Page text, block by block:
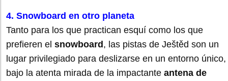
4. Snowboard en otro planeta
Tanto para los que practican esquí como los que
prefieren el snowboard, las pistas de Ještěd son un
lugar privilegiado para deslizarse en un entorno único,
bajo la atenta mirada de la impactante antena de